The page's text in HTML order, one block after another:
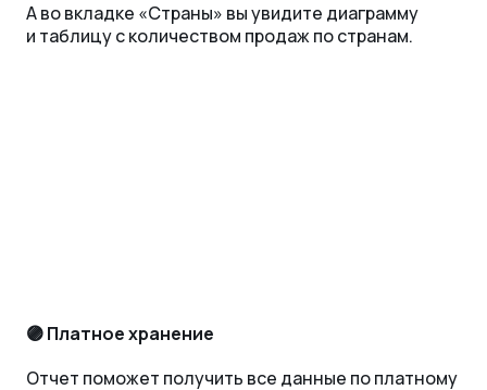
А во вкладке «‎Страны» вы увидите диаграмму
и таблицу с количеством продаж по странам.
🟣 Платное хранение
Отчет поможет получить все данные по платному